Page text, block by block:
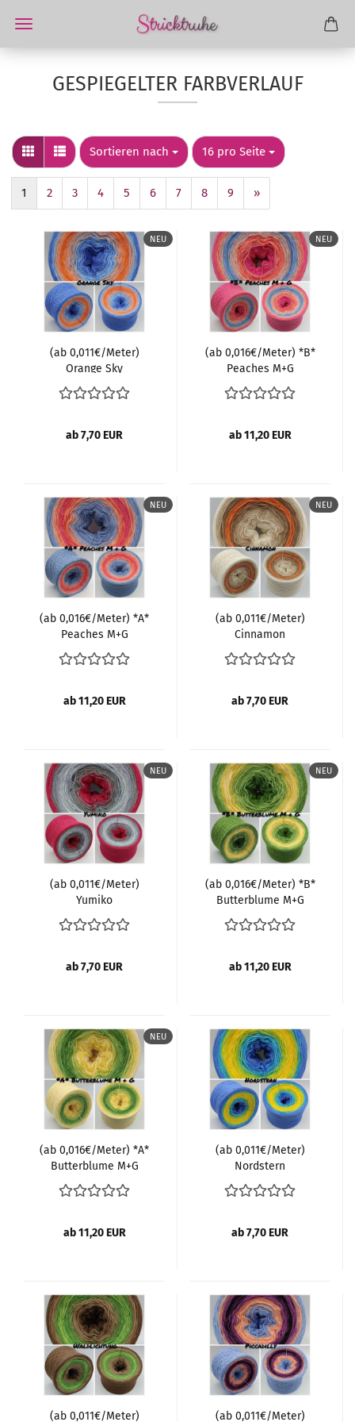
GESPIEGELTER FARBVERLAUF
Sortieren nach
Sortieren nach 16 pro Seite
pro Seite
1 2 3 4 5 6 7 8 9 »
NEU
(ab 0,011€/Meter)
Orange Sky
ab 7,70 EUR
NEU
(ab 0,016€/Meter) *B*
Peaches M+G
ab 11,20 EUR
NEU
(ab 0,016€/Meter) *A*
Peaches M+G
ab 11,20 EUR
NEU
(ab 0,011€/Meter)
Cinnamon
ab 7,70 EUR
NEU
(ab 0,011€/Meter)
Yumiko
ab 7,70 EUR
NEU
(ab 0,016€/Meter) *B*
Butterblume M+G
ab 11,20 EUR
NEU
(ab 0,016€/Meter) *A*
Butterblume M+G
ab 11,20 EUR
(ab 0,011€/Meter)
Nordstern
ab 7,70 EUR
(ab 0,011€/Meter) (ab 0,011€/Meter)